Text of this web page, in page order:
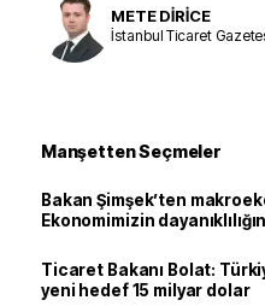
METE DİRİCE
İstanbul Ticaret
Manşetten Seçmeler
Bakan Şimşek’ten
Ekonomimizin
Ticaret Bakanı Bolat:
yeni hedef 15 milyar dolar